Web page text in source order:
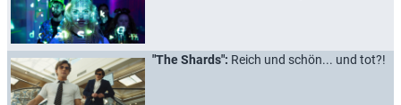
"The Shards": Reich und schön... und tot?!